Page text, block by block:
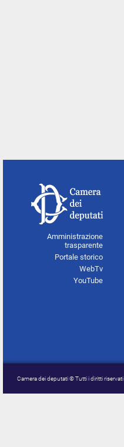
Amministrazione
trasparente
Portale storico
WebTv
YouTube
Camera dei deputati © Tutti i diritti riservati